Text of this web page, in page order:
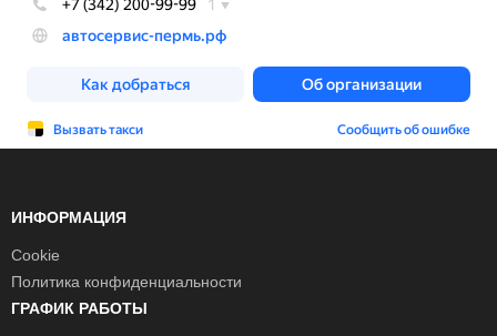
ИНФОРМАЦИЯ
Cookie
Политика конфиденциальности
ГРАФИК РАБОТЫ